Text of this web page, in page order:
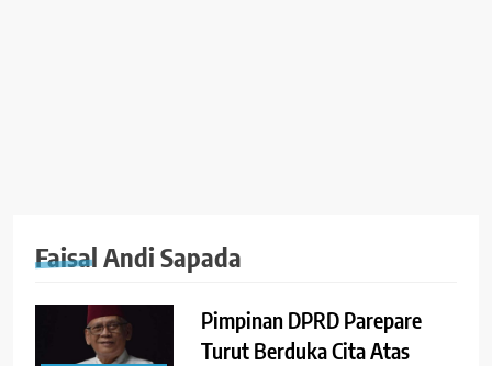
Faisal Andi Sapada
Pimpinan DPRD Parepare
Turut Berduka Cita Atas